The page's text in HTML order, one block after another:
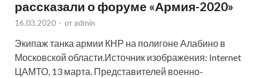
рассказали о форуме «Армия-2020»
16.03.2020 - от admin
Экипаж танка армии КНР на полигоне Алабино в
Московской области.Источник изображения: Internet
ЦАМТО, 13 марта. Представителей военно-